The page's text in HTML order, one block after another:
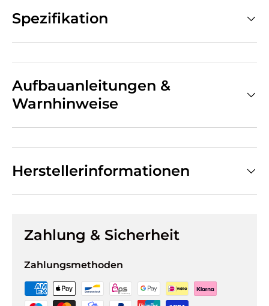
Spezifikation
Aufbauanleitungen &
Warnhinweise
Herstellerinformationen
Zahlung & Sicherheit
Zahlungsmethoden